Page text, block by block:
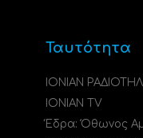
Ταυτότητα
ΙΟΝΙΑΝ
IONIAN TV
Έδρα: Όθωνος